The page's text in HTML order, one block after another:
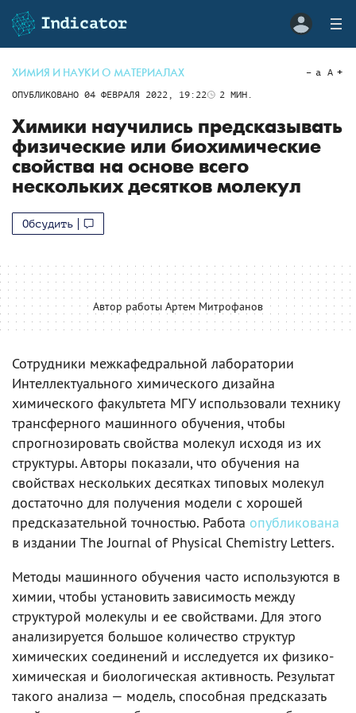
ХИМИЯ И НАУКИ О МАТЕРИАЛАХ
ОПУБЛИКОВАНО 04 ФЕВРАЛЯ 2022, 19:22 2 МИН.
a A
Химики научились предсказывать
физические или биохимические
свойства на основе всего
нескольких десятков молекул
Обсудить
Автор работы Артем Митрофанов
Сотрудники межкафедральной лаборатории
Интеллектуального химического дизайна
химического факультета МГУ использовали технику
трансферного машинного обучения, чтобы
спрогнозировать свойства молекул исходя из их
структуры. Авторы показали, что обучения на
свойствах нескольких десятках типовых молекул
достаточно для получения модели с хорошей
предсказательной точностью. Работа опубликована
в издании The Journal of Physical Chemistry Letters.
Методы машинного обучения часто используются в
химии, чтобы установить зависимость между
структурой молекулы и ее свойствами. Для этого
анализируется большое количество структур
химических соединений и исследуется их физико-
химическая и биологическая активность. Результат
такого анализа — модель, способная предсказать